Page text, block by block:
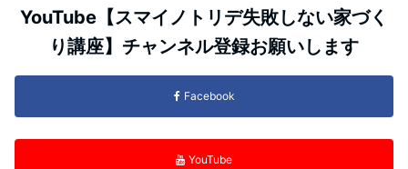
YouTube【スマイノトリデ失敗しない家づく
り講座】チャンネル登録お願いします
Facebook
YouTube